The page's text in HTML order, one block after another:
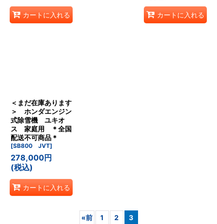
カートに入れる カートに入れる
＜まだ在庫あります
＞ ホンダエンジン
式除雪機 ユキオ
ス 家庭用 ＊全国
配送不可商品＊
[SB800 JVT]
278,000円
(税込)
カートに入れる
«前 1 2 3